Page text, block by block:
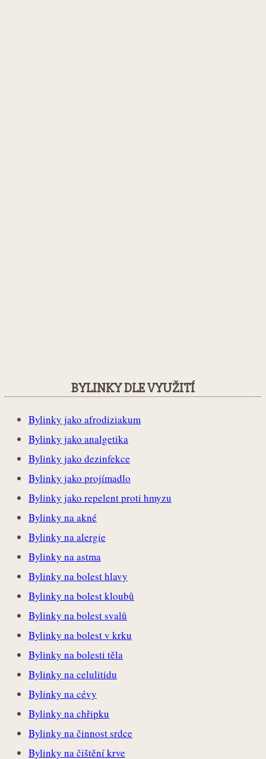
BYLINKY DLE VYUŽITÍ
Bylinky jako afrodiziakum
Bylinky jako analgetika
Bylinky jako dezinfekce
Bylinky jako projímadlo
Bylinky jako repelent proti hmyzu
Bylinky na akné
Bylinky na alergie
Bylinky na astma
Bylinky na bolest hlavy
Bylinky na bolest kloubů
Bylinky na bolest svalů
Bylinky na bolest v krku
Bylinky na bolesti těla
Bylinky na celulitidu
Bylinky na cévy
Bylinky na chřipku
Bylinky na činnost srdce
Bylinky na čištění krve